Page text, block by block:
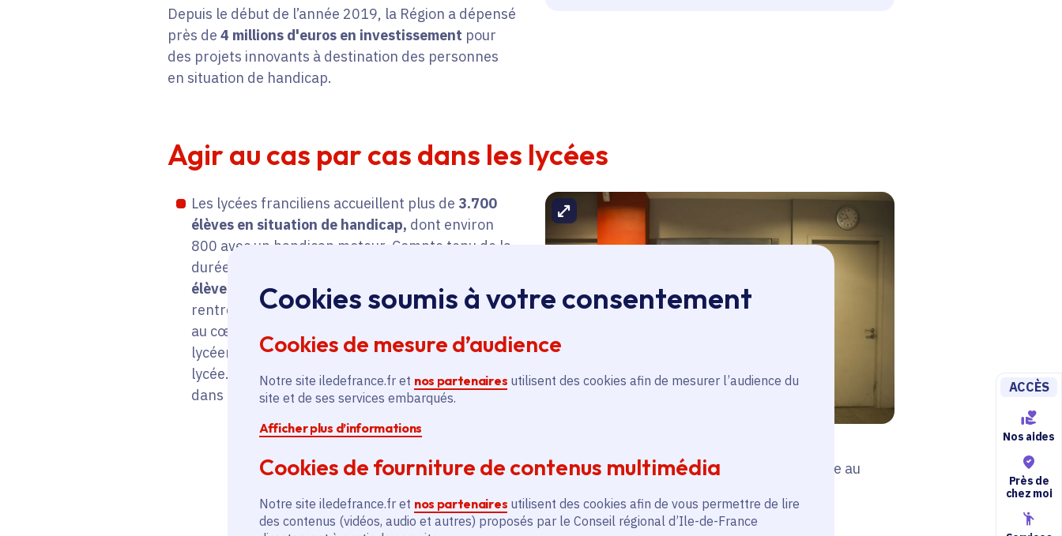
Cookies soumis à votre consentement
Cookies de mesure d’audience
Notre site iledefrance.fr et nos partenaires utilisent des cookies afin de mesurer l’audience du
site et de ses services embarqués.
Afficher plus d’informations
Cookies de fourniture de contenus multimédia
Notre site iledefrance.fr et nos partenaires utilisent des cookies afin de vous permettre de lire
des contenus (vidéos, audio et autres) proposés par le Conseil régional d’Ile-de-France
ACCÈS
Nos aides
Près de
chez moi
Depuis le début de l’année 2019, la Région a dépensé
près de 4 millions d'euros en investissement pour
des projets innovants à destination des personnes
en situation de handicap.
Agir au cas par cas dans les lycées
Les lycées franciliens accueillent plus de 3.700
élèves en situation de handicap, dont environ
800 avec un handicap moteur. Compte tenu de la
durée moyenne de scolarisation, plus de
élèves handicapés moteurs
cherchent à chaque
rentrée un établissement. La Région met l’élève
au cœur de sa politique : elle accompagne les
lycéens
au cas par caspour un accueil facilité en
lycée.
Un référent uniqueest dédié à cet accueil
dans le service régional chargé des lycées.
Agrandir l'image
Ascenceur pour les lycéens à mobilité réduite au